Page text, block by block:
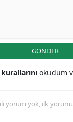
GÖNDER
okudum
yorum yok, ilk yorumu